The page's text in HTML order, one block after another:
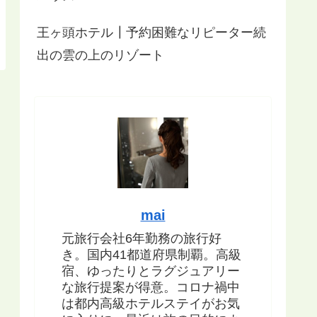
王ヶ頭ホテル┃予約困難なリピーター続
出の雲の上のリゾート
mai
元旅行会社6年勤務の旅行好
き。国内41都道府県制覇。高級
宿、ゆったりとラグジュアリー
な旅行提案が得意。コロナ禍中
は都内高級ホテルステイがお気